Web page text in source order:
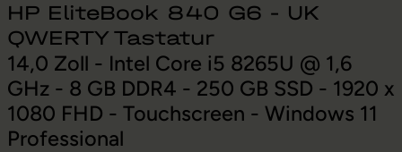
HP EliteBook 840 G6 - UK
QWERTY Tastatur
14,0 Zoll - Intel Core i5 8265U @ 1,6
GHz - 8 GB DDR4 - 250 GB SSD - 1920 x
1080 FHD - Touchscreen - Windows 11
Professional